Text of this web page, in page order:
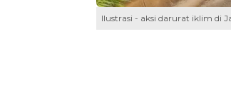
Ilustrasi - aksi darurat iklim di